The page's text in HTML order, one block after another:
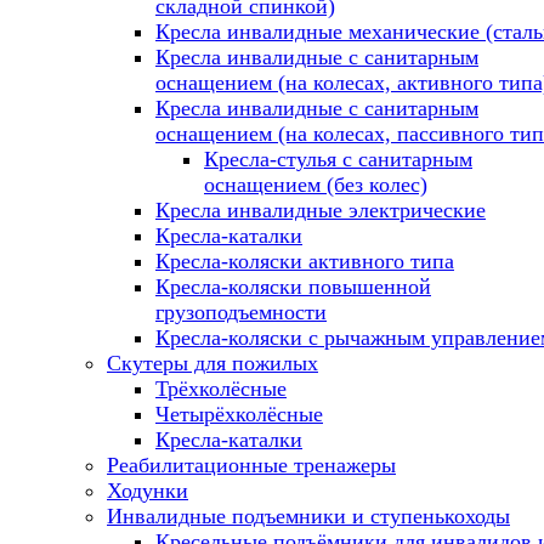
складной спинкой)
Кресла инвалидные механические
Кресла инвалидные с санитарным
оснащением (на колесах, активного
Кресла инвалидные с санитарным
оснащением (на колесах, пассивного
Кресла-стулья с санитарным
оснащением (без колес)
Кресла инвалидные электрические
Кресла-каталки
Кресла-коляски активного типа
Кресла-коляски повышенной
грузоподъемности
Кресла-коляски с рычажным
Скутеры для пожилых
Трёхколёсные
Четырёхколёсные
Кресла-каталки
Реабилитационные тренажеры
Ходунки
Инвалидные подъемники и ступенькоходы